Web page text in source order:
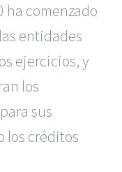
ha comenzado
entidades
ejercicios, y
los
sus
los créditos